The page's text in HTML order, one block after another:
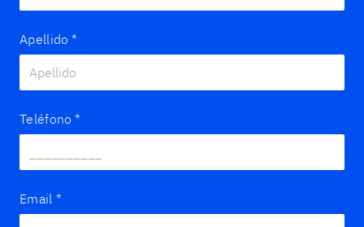
Apellido *
Teléfono *
Email *